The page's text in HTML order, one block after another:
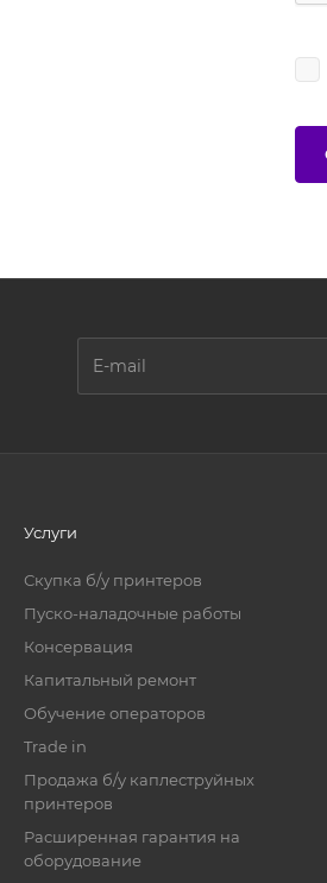
Услуги
Скупка б/у принтеров
Пуско-наладочные работы
Консервация
Капитальный ремонт
Обучение операторов
Trade in
Продажа б/у каплеструйных
принтеров
Расширенная гарантия на
оборудование